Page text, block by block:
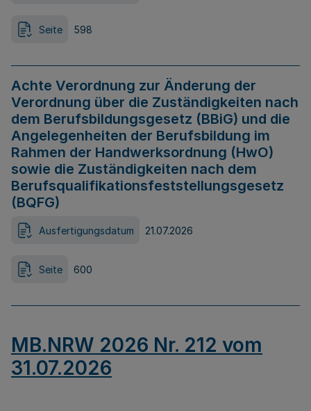
Seite 598
Achte Verordnung zur Änderung der
Verordnung über die Zuständigkeiten nach
dem Berufsbildungsgesetz (BBiG) und die
Angelegenheiten der Berufsbildung im
Rahmen der Handwerksordnung (HwO)
sowie die Zuständigkeiten nach dem
Berufsqualifikationsfeststellungsgesetz
(BQFG)
Ausfertigungsdatum 21.07.2026
Seite 600
MB.NRW 2026 Nr. 212 vom
31.07.2026